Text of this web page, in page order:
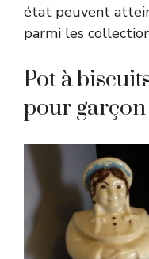
état peuvent
parmi les
Pot à
pour